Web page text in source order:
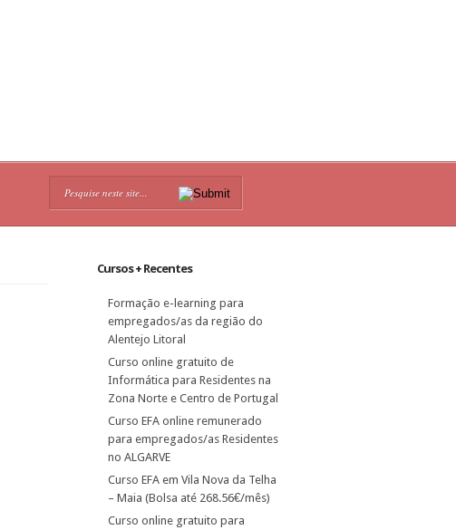
Cursos + Recentes
Formação e-learning para
empregados/as da região do
Alentejo Litoral
Curso online gratuito de
Informática para Residentes na
Zona Norte e Centro de Portugal
Curso EFA online remunerado
para empregados/as Residentes
no ALGARVE
Curso EFA em Vila Nova da Telha
– Maia (Bolsa até 268.56€/mês)
Curso online gratuito para